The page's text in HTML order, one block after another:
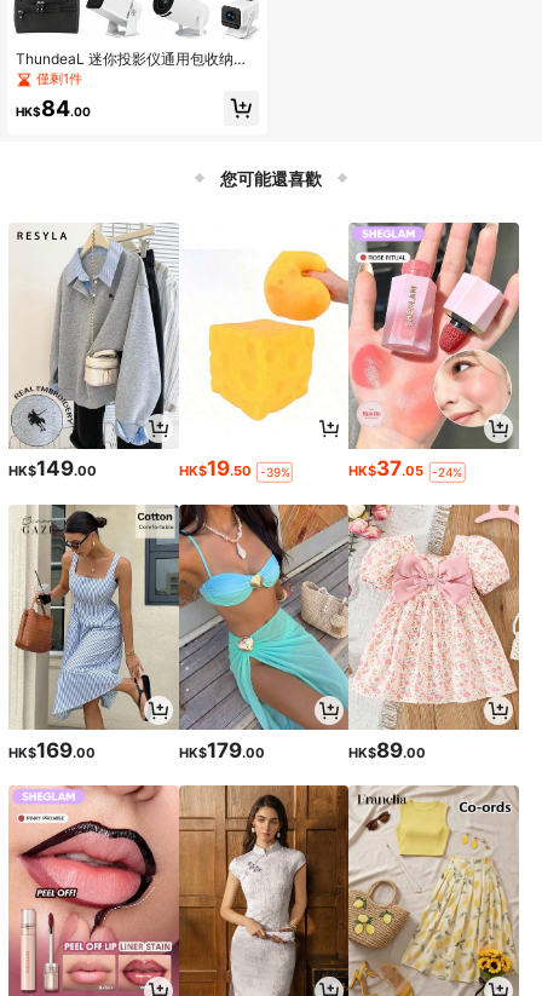
ThundeaL 迷你投影仪通用包收纳盒
旅行便携投影仪包适用于 TD80W HY
300 保护包便携包适用于 HY320 投
影仪
僅剩1件
HK$84.00
您可能還喜歡
HK$149.00 HK$19.50 -39% HK$37.05 -24%
HK$169.00 HK$179.00 HK$89.00